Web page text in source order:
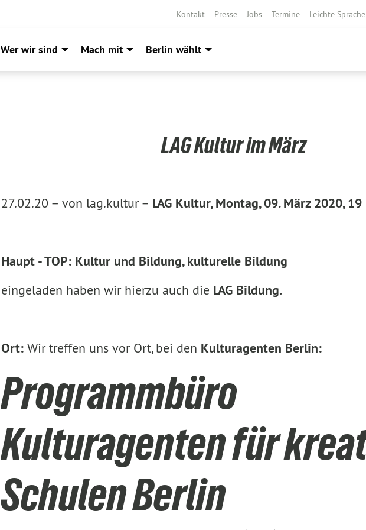
Kontakt Presse Jobs Termine Leichte Sprache
Wer wir sind Mach mit Berlin wählt
LAG Kultur im März
27.02.20 – von lag.kultur – LAG Kultur, Montag, 09. März 2020, 19
Haupt - TOP: Kultur und Bildung, kulturelle Bildung
eingeladen haben wir hierzu auch die LAG Bildung.
Ort: Wir treffen uns vor Ort, bei den Kulturagenten Berlin:
Programmbüro
Kulturagenten für
Schulen Berlin